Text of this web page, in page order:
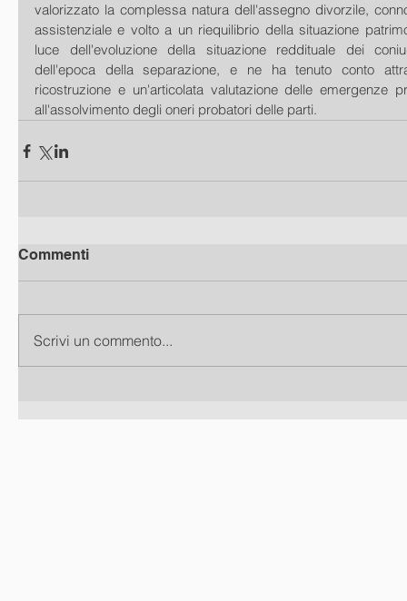
valorizzato la complessa natura dell'assegno divorzile,
assistenziale e volto a un riequilibrio della situazione
luce dell'evoluzione della situazione reddituale dei
dell'epoca della separazione, e ne ha tenuto conto
ricostruzione e un'articolata valutazione delle emergenze
all'assolvimento degli oneri probatori delle parti.
Commenti
Scrivi un commento...